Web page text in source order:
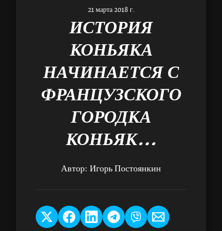
21 марта 2018 г.
ИСТОРИЯ
КОНЬЯКА
НАЧИНАЕТСЯ С
ФРАНЦУЗСКОГО
ГОРОДКА
КОНЬЯК...
Автор: Игорь Постоянкин